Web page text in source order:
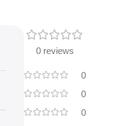
0 reviews
0
0
0